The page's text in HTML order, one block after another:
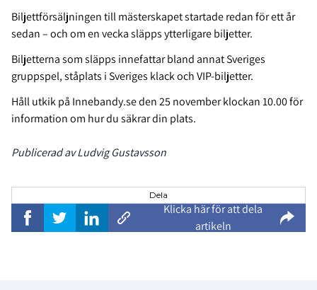
Biljettförsäljningen till mästerskapet startade redan för ett år
sedan – och om en vecka släpps ytterligare biljetter.
Biljetterna som släpps innefattar bland annat Sveriges
gruppspel, ståplats i Sveriges klack och VIP-biljetter.
Håll utkik på Innebandy.se den 25 november klockan 10.00 för
information om hur du säkrar din plats.
Publicerad av Ludvig Gustavsson
Dela
Klicka här för att dela
artikeln